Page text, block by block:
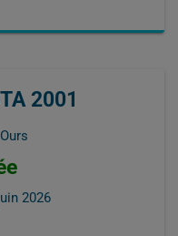
2001
2026